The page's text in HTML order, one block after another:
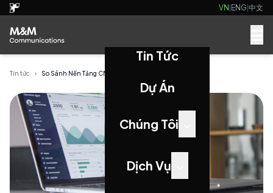
VN|ENG|中文
Tin Tức
Dự Án
Chúng Tôi
Dịch Vụ
Tin tức ›